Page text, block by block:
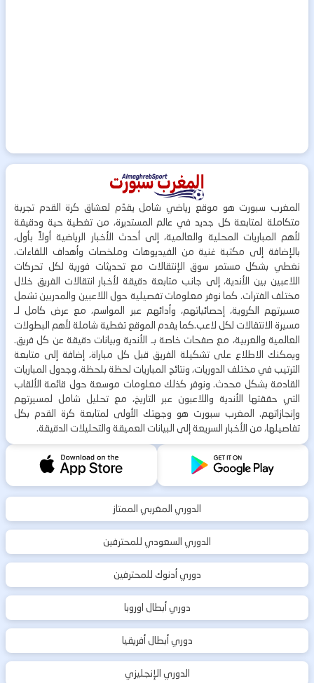
المغرب سبورت هو موقع رياضي شامل يقدّم لعشاق كرة القدم تجربة
متكاملة لمتابعة كل جديد في عالم المستديرة، من تغطية حية ودقيقة
لأهم المباريات المحلية والعالمية، إلى أحدث الأخبار الرياضية أولاً بأول،
بالإضافة إلى مكتبة غنية من الفيديوهات وملخصات وأهداف اللقاءات.
نغطي بشكل مستمر سوق الإنتقالات مع تحديثات فورية لكل تحركات
اللاعبين بين الأندية، إلى جانب متابعة دقيقة لأخبار انتقالات الفريق خلال
مختلف الفترات. كما نوفر معلومات تفصيلية حول اللاعبين والمدربين تشمل
مسيرتهم الكروية، إحصائياتهم، وأدائهم عبر المواسم، مع عرض كامل لـ
مسيرة الانتقالات لكل لاعب.كما يقدم الموقع تغطية شاملة لأهم البطولات
العالمية والعربية، مع صفحات خاصة بـ الأندية وبيانات دقيقة عن كل فريق.
ويمكنك الاطلاع على تشكيلة الفريق قبل كل مباراة، إضافة إلى متابعة
الترتيب في مختلف الدوريات، ونتائج المباريات لحظة بلحظة، وجدول المباريات
القادمة بشكل محدث. ونوفر كذلك معلومات موسعة حول قائمة الألقاب
التي حققتها الأندية واللاعبون عبر التاريخ، مع تحليل شامل لمسيرتهم
وإنجازاتهم. المغرب سبورت هو وجهتك الأولى لمتابعة كرة القدم بكل
تفاصيلها، من الأخبار السريعة إلى البيانات العميقة والتحليلات الدقيقة.
الدوري المغربي الممتاز
الدوري السعودي للمحترفين
دوري أدنوك للمحترفين
دوري أبطال اوروبا
دوري أبطال أفريقيا
الدوري الإنجليزي